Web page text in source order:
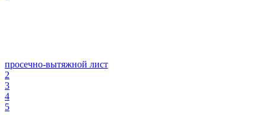
просечно-вытяжной лист
2
3
4
5